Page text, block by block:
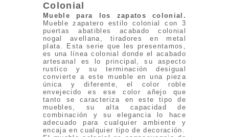
Colonial
Mueble para los zapatos colonial.
Mueble zapatero estilo colonial con 3
puertas abatibles acabado colonial
nogal avellana, tiradores en metal
plata. Esta serie que les presentamos,
es una línea colonial donde el acabado
artesanal es lo principal, su aspecto
rustico y su terminación desigual
convierte a este mueble en una pieza
única y diferente, el color roble
envejecido es ese color añejo que
tanto se caracteriza en este tipo de
muebles, su alta capacidad de
combinación y su elegancia lo hace
adecuado para cualquier ambiente y
encaja en cualquier tipo de decoración.